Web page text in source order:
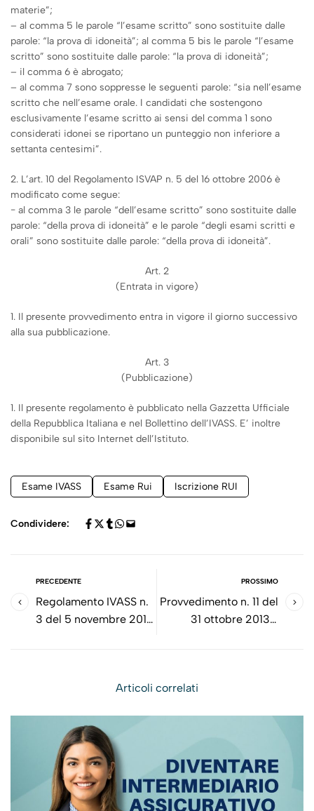
materie”;
– al comma 5 le parole “l’esame scritto” sono sostituite dalle
parole: “la prova di idoneità”; al comma 5 bis le parole “l’esame
scritto” sono sostituite dalle parole: “la prova di idoneità”;
– il comma 6 è abrogato;
– al comma 7 sono soppresse le seguenti parole: “sia nell’esame
scritto che nell’esame orale. I candidati che sostengono
esclusivamente l’esame scritto ai sensi del comma 1 sono
considerati idonei se riportano un punteggio non inferiore a
settanta centesimi”.
2. L’art. 10 del Regolamento ISVAP n. 5 del 16 ottobre 2006 è
modificato come segue:
− al comma 3 le parole “dell’esame scritto” sono sostituite dalle
parole: “della prova di idoneità” e le parole “degli esami scritti e
orali” sono sostituite dalle parole: “della prova di idoneità”.
Art. 2
(Entrata in vigore)
1. Il presente provvedimento entra in vigore il giorno successivo
alla sua pubblicazione.
Art. 3
(Pubblicazione)
1. Il presente regolamento è pubblicato nella Gazzetta Ufficiale
della Repubblica Italiana e nel Bollettino dell’IVASS. E’ inoltre
disponibile sul sito Internet dell’Istituto.
Esame IVASS Esame Rui Iscrizione RUI
Condividere:
PRECEDENTE
Regolamento IVASS n.
3 del 5 novembre 2013
generali dell'IVASS
PROSSIMO
Provvedimento n. 11 del
31 ottobre 2013 -
Articoli correlati